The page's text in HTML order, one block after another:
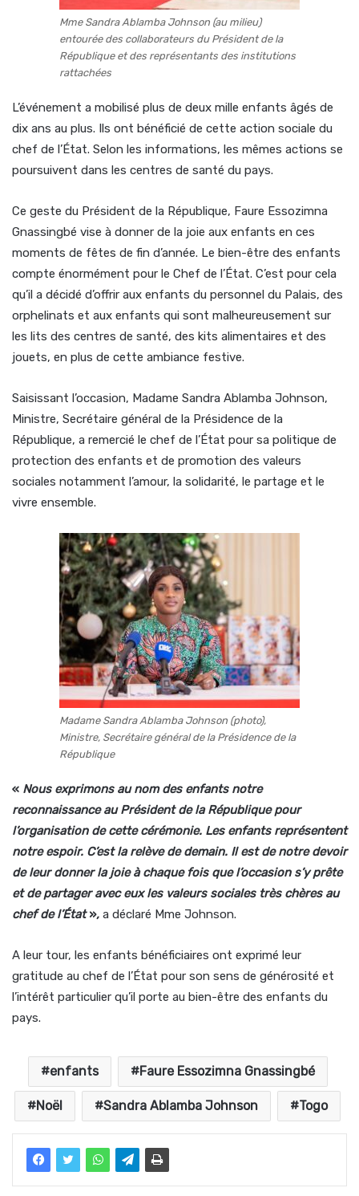
Mme Sandra Ablamba Johnson (au milieu)
entourée des collaborateurs du Président de la
République et des représentants des institutions
rattachées
L’événement a mobilisé plus de deux mille enfants âgés de
dix ans au plus. Ils ont bénéficié de cette action sociale du
chef de l’État. Selon les informations, les mêmes actions se
poursuivent dans les centres de santé du pays.
Ce geste du Président de la République, Faure Essozimna
Gnassingbé vise à donner de la joie aux enfants en ces
moments de fêtes de fin d’année. Le bien-être des enfants
compte énormément pour le Chef de l’État. C’est pour cela
qu’il a décidé d’offrir aux enfants du personnel du Palais, des
orphelinats et aux enfants qui sont malheureusement sur
les lits des centres de santé, des kits alimentaires et des
jouets, en plus de cette ambiance festive.
Saisissant l’occasion, Madame Sandra Ablamba Johnson,
Ministre, Secrétaire général de la Présidence de la
République, a remercié le chef de l’État pour sa politique de
protection des enfants et de promotion des valeurs
sociales notamment l’amour, la solidarité, le partage et le
vivre ensemble.
Madame Sandra Ablamba Johnson (photo),
Ministre, Secrétaire général de la Présidence de la
République
« Nous exprimons au nom des enfants notre
reconnaissance au Président de la République pour
l’organisation de cette cérémonie. Les enfants représentent
notre espoir. C’est la relève de demain. Il est de notre devoir
de leur donner la joie à chaque fois que l’occasion s’y prête
et de partager avec eux les valeurs sociales très chères au
chef de l’État », a déclaré Mme Johnson.
A leur tour, les enfants bénéficiaires ont exprimé leur
gratitude au chef de l’État pour son sens de générosité et
l’intérêt particulier qu’il porte au bien-être des enfants du
pays.
enfants Faure Essozimna Gnassingbé
Noël Sandra Ablamba Johnson Togo